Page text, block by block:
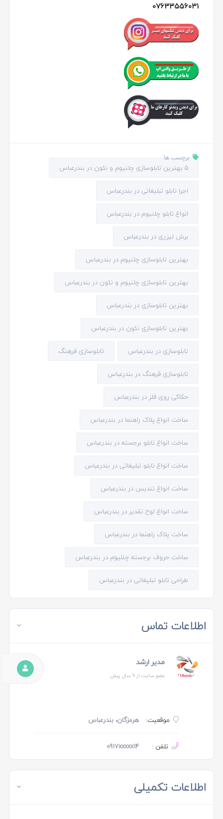
07633556031
برچسب ها
5 بهترین تابلوسازی چلنیوم و نئون در بندرعباس
اجرا تابلو تبلیغاتی در بندرعباس
انواع تابلو چلنیوم در بندرعباس
برش لیزری در بندرعباس
بهترین تابلوسازی چلنیوم در بندرعباس
بهترین تابلوسازی چلنیوم و نئون در بندرعباس
بهترین تابلوسازی در بندرعباس
بهترین تابلوسازی نئون در بندرعباس
تابلوسازی در بندرعباس تابلوسازی فرهنگ
تابلوسازی فرهنگ در بندرعباس
حکاکی روی فلز در بندرعباس
ساخت انواع پلاک راهنما در بندرعباس
ساخت انواع تابلو برجسته در بندرعباس
ساخت انواع تابلو تبلیغاتی در بندرعباس
ساخت انواع تندیس در بندرعباس
ساخت انواع لوح تقدیر در بندرعباس
ساخت پلاک راهنما در بندرعباس
ساخت حروف برجسته چنلیوم در بندرعباس
طراحی تابلو تبلیغاتی در بندرعباس
اطلاعات تماس
مدیر ارشد
عضو سایت از 9 سال پیش
موقعیت: هرمزگان، بندرعباس
تلفن : 0917xxxxx14
اطلاعات تکمیلی